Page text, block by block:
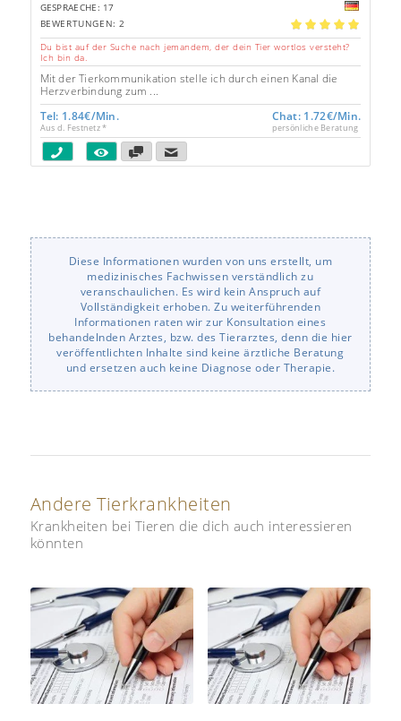
GESPRAECHE: 17
5.00
BEWERTUNGEN: 2
Du bist auf der Suche nach jemandem, der dein Tier wortlos versteht?
Ich bin da.
Mit der Tierkommunikation stelle ich durch einen Kanal die
Herzverbindung zum ...
Tel: 1.84€/Min.
Aus d. Festnetz *
Chat: 1.72€/Min.
persönliche Beratung
Diese Informationen wurden von uns erstellt, um
medizinisches Fachwissen verständlich zu
veranschaulichen. Es wird kein Anspruch auf
Vollständigkeit erhoben. Zu weiterführenden
Informationen raten wir zur Konsultation eines
behandelnden Arztes, bzw. des Tierarztes, denn die hier
veröffentlichten Inhalte sind keine ärztliche Beratung
und ersetzen auch keine Diagnose oder Therapie.
Andere Tierkrankheiten
Krankheiten bei Tieren die dich auch interessieren
könnten